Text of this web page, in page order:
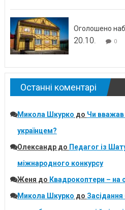
Оголошено
20.10. 0
Останні коментарі
Микола Шкурко до Чи вважав
українцем?
Олександрдо Педагог із
міжнародного конкурсу
Женя до Квадрокоптери – на
Микола Шкурко до Засідання